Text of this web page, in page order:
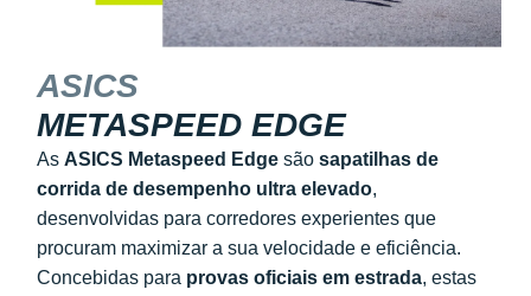
ASICS
METASPEED EDGE
As ASICS Metaspeed Edge são sapatilhas de
corrida de desempenho ultra elevado,
desenvolvidas para corredores experientes que
procuram maximizar a sua velocidade e eficiência.
Concebidas para provas oficiais em estrada, estas